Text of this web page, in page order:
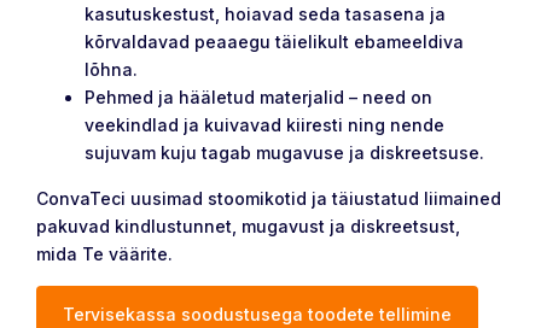
kasutuskestust, hoiavad seda tasasena ja
kõrvaldavad peaaegu täielikult ebameeldiva
lõhna.
Pehmed ja hääletud materjalid – need on
veekindlad ja kuivavad kiiresti ning nende
sujuvam kuju tagab mugavuse ja diskreetsuse.
ConvaTeci uusimad stoomikotid ja täiustatud liimained
pakuvad kindlustunnet, mugavust ja diskreetsust,
mida Te väärite.
Tervisekassa soodustusega toodete tellimine